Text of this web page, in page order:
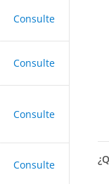
Consulte
Consulte
Consulte
Consulte